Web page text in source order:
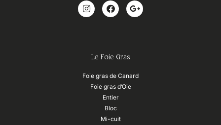
Le Foie Gras
Foie gras de Canard
Foie gras d’Oie
Entier
Bloc
Mi-cuit